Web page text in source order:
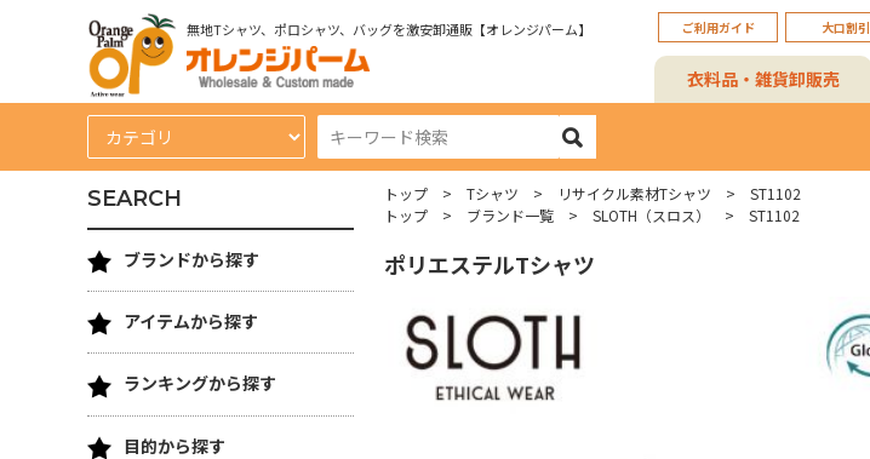
無地Tシャツ、ポロシャツ、バッグを激安卸通販【オレンジパーム】 ご利用ガイド 大口割引
衣料品・雑貨卸販売
トップ Tシャツ リサイクル素材Tシャツ
ST1102
トップ
ブランド一覧 SLOTH（スロス） ST1102
ポリエステルTシャツ
SEARCH
ブランドから探す
アイテムから探す
ランキングから探す
目的から探す